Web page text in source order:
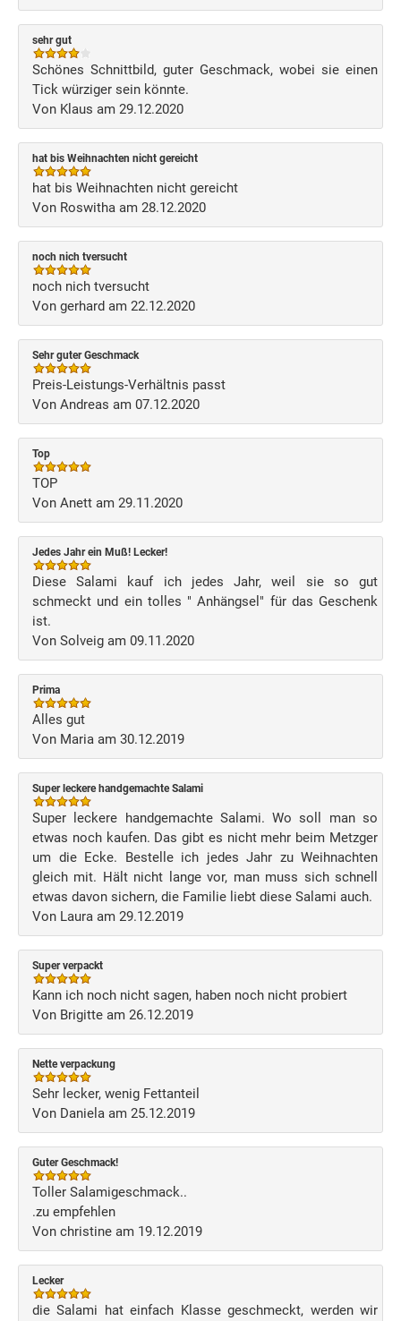
sehr gut
Schönes Schnittbild, guter Geschmack, wobei sie einen
Tick würziger sein könnte.
Von Klaus am 29.12.2020
hat bis Weihnachten nicht gereicht
hat bis Weihnachten nicht gereicht
Von Roswitha am 28.12.2020
noch nich tversucht
noch nich tversucht
Von gerhard am 22.12.2020
Sehr guter Geschmack
Preis-Leistungs-Verhältnis passt
Von Andreas am 07.12.2020
Top
TOP
Von Anett am 29.11.2020
Jedes Jahr ein Muß! Lecker!
Diese Salami kauf ich jedes Jahr, weil sie so gut
schmeckt und ein tolles " Anhängsel" für das Geschenk
ist.
Von Solveig am 09.11.2020
Prima
Alles gut
Von Maria am 30.12.2019
Super leckere handgemachte Salami
Super leckere handgemachte Salami. Wo soll man so
etwas noch kaufen. Das gibt es nicht mehr beim Metzger
um die Ecke. Bestelle ich jedes Jahr zu Weihnachten
gleich mit. Hält nicht lange vor, man muss sich schnell
etwas davon sichern, die Familie liebt diese Salami auch.
Von Laura am 29.12.2019
Super verpackt
Kann ich noch nicht sagen, haben noch nicht probiert
Von Brigitte am 26.12.2019
Nette verpackung
Sehr lecker, wenig Fettanteil
Von Daniela am 25.12.2019
Guter Geschmack!
Toller Salamigeschmack..
.zu empfehlen
Von christine am 19.12.2019
Lecker
die Salami hat einfach Klasse geschmeckt, werden wir